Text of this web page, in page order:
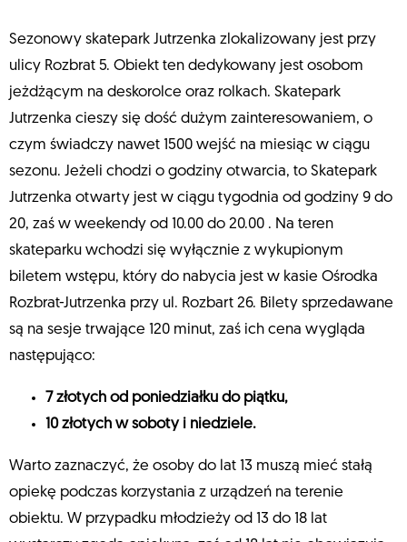
Sezonowy skatepark Jutrzenka zlokalizowany jest przy
ulicy Rozbrat 5. Obiekt ten dedykowany jest osobom
jeżdżącym na deskorolce oraz rolkach. Skatepark
Jutrzenka cieszy się dość dużym zainteresowaniem, o
czym świadczy nawet 1500 wejść na miesiąc w ciągu
sezonu. Jeżeli chodzi o godziny otwarcia, to Skatepark
Jutrzenka otwarty jest w ciągu tygodnia od godziny 9 do
20, zaś w weekendy od 10.00 do 20.00 . Na teren
skateparku wchodzi się wyłącznie z wykupionym
biletem wstępu, który do nabycia jest w kasie Ośrodka
Rozbrat-Jutrzenka przy ul. Rozbart 26. Bilety sprzedawane
są na sesje trwające 120 minut, zaś ich cena wygląda
następująco:
7 złotych od poniedziałku do piątku,
10 złotych w soboty i niedziele.
Warto zaznaczyć, że osoby do lat 13 muszą mieć stałą
opiekę podczas korzystania z urządzeń na terenie
obiektu. W przypadku młodzieży od 13 do 18 lat